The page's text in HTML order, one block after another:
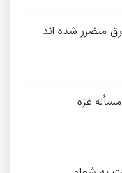
متضرر شده اند
غزه